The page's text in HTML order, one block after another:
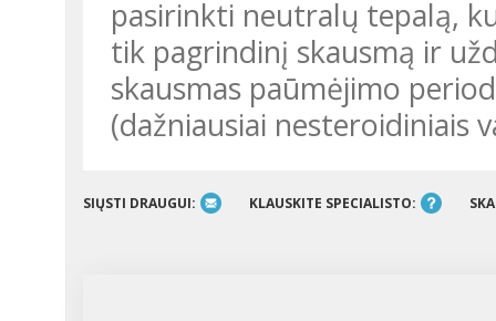
pasirinkti neutralų tepalą,
tik pagrindinį skausmą ir
skausmas paūmėjimo
(dažniausiai nesteroidiniais
SIŲSTI DRAUGUI: KLAUSKITE SPECIALISTO: